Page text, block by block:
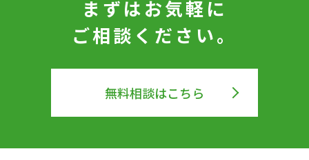
まずはお気軽に
ご相談ください。
無料相談はこちら